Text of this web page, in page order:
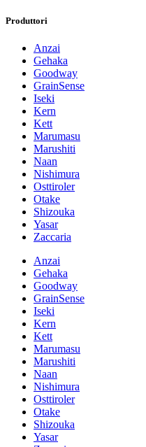
Produttori
Anzai
Gehaka
Goodway
GrainSense
Iseki
Kern
Kett
Marumasu
Marushiti
Naan
Nishimura
Osttiroler
Otake
Shizouka
Yasar
Zaccaria
Anzai
Gehaka
Goodway
GrainSense
Iseki
Kern
Kett
Marumasu
Marushiti
Naan
Nishimura
Osttiroler
Otake
Shizouka
Yasar